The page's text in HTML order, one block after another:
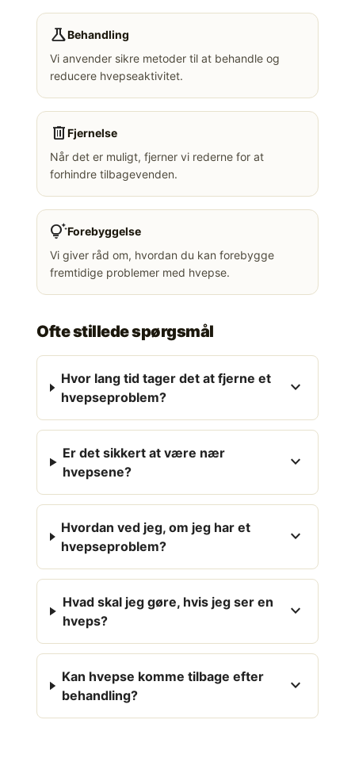
scienceBehandling
Vi anvender sikre metoder til at behandle og
reducere hvepseaktivitet.
deleteFjernelse
Når det er muligt, fjerner vi rederne for at
forhindre tilbagevenden.
tips_and_updatesForebyggelse
Vi giver råd om, hvordan du kan forebygge
fremtidige problemer med hvepse.
Ofte stillede spørgsmål
Hvor lang tid tager det at fjerne et
hvepseproblem?
expand_more
Er det sikkert at være nær
hvepsene?
expand_more
Hvordan ved jeg, om jeg har et
hvepseproblem?
expand_more
Hvad skal jeg gøre, hvis jeg ser en
hveps?
expand_more
Kan hvepse komme tilbage efter
behandling?
expand_more